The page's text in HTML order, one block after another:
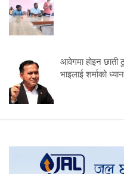
आवेगमा होइन छाती
भाइलाई शर्माको